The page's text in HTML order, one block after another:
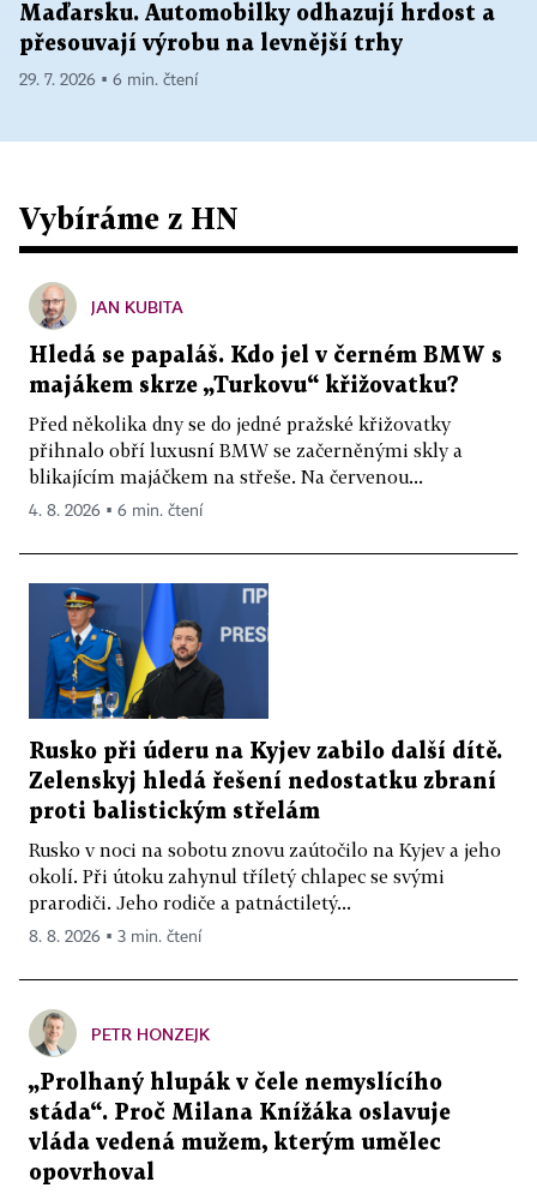
Maďarsku. Automobilky odhazují hrdost a
přesouvají výrobu na levnější trhy
29. 7. 2026 ▪ 6 min. čtení
Vybíráme z HN
JAN KUBITA
Hledá se papaláš. Kdo jel v černém BMW s
majákem skrze „Turkovu“ křižovatku?
Před několika dny se do jedné pražské křižovatky
přihnalo obří luxusní BMW se začerněnými skly a
blikajícím majáčkem na střeše. Na červenou...
4. 8. 2026 ▪ 6 min. čtení
Rusko při úderu na Kyjev zabilo další dítě.
Zelenskyj hledá řešení nedostatku zbraní
proti balistickým střelám
Rusko v noci na sobotu znovu zaútočilo na Kyjev a jeho
okolí. Při útoku zahynul tříletý chlapec se svými
prarodiči. Jeho rodiče a patnáctiletý...
8. 8. 2026 ▪ 3 min. čtení
PETR HONZEJK
„Prolhaný hlupák v čele nemyslícího
stáda“. Proč Milana Knížáka oslavuje
vláda vedená mužem, kterým umělec
opovrhoval